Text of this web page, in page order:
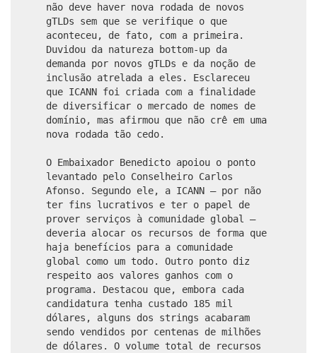
não deve haver nova rodada de novos
gTLDs sem que se verifique o que
aconteceu, de fato, com a primeira.
Duvidou da natureza bottom-up da
demanda por novos gTLDs e da noção de
inclusão atrelada a eles. Esclareceu
que ICANN foi criada com a finalidade
de diversificar o mercado de nomes de
domínio, mas afirmou que não crê em uma
nova rodada tão cedo.
O Embaixador Benedicto apoiou o ponto
levantado pelo Conselheiro Carlos
Afonso. Segundo ele, a ICANN – por não
ter fins lucrativos e ter o papel de
prover serviços à comunidade global –
deveria alocar os recursos de forma que
haja benefícios para a comunidade
global como um todo. Outro ponto diz
respeito aos valores ganhos com o
programa. Destacou que, embora cada
candidatura tenha custado 185 mil
dólares, alguns dos strings acabaram
sendo vendidos por centenas de milhões
de dólares. O volume total de recursos